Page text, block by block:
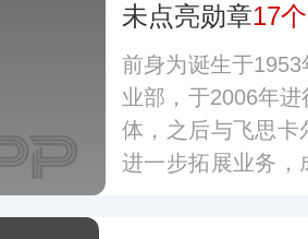
未点亮勋章17个
前身为诞生于
业部，于2006年
体，之后与飞思卡
进一步拓展业务，